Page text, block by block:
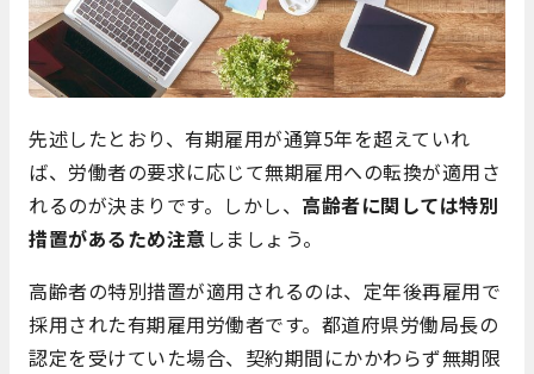
先述したとおり、有期雇用が通算5年を超えていれ
ば、労働者の要求に応じて無期雇用への転換が適用さ
れるのが決まりです。しかし、 高齢者に関しては特別
措置があるため注意しましょう。
高齢者の特別措置が適用されるのは、定年後再雇用で
採用された有期雇用労働者です。都道府県労働局長の
認定を受けていた場合、契約期間にかかわらず無期限